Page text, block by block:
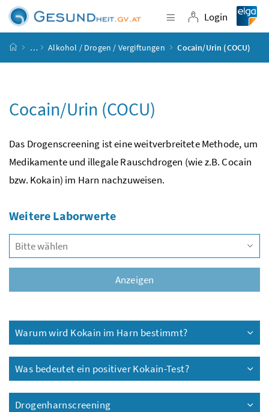
Zum Inhalt
Zum Hauptmenü
Zum Untermenü
Zur Suche
Navigation
Login
Login
Startseite
… Alkohol / Drogen / Vergiftungen Cocain/Urin (COCU)
Cocain/Urin (COCU)
Das Drogenscreening ist eine weitverbreitete Methode, um
Medikamente und illegale Rauschdrogen (wiez.B. Cocain
bzw. Kokain) im Harn nachzuweisen.
Weitere Laborwerte
Anzeigen
Warum wird Kokain im Harn bestimmt?
Was bedeutet ein positiver Kokain-Test?
Drogenharnscreening